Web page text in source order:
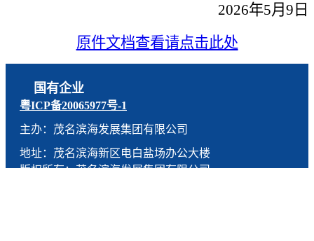
2026年5月 9 日
原件文档查看请点击此处
国有企业
粤ICP备20065977号-1
主办：茂名滨海发展集团有限公司
地址：茂名滨海新区电白盐场办公大楼
版权所有：茂名滨海发展集团有限公司